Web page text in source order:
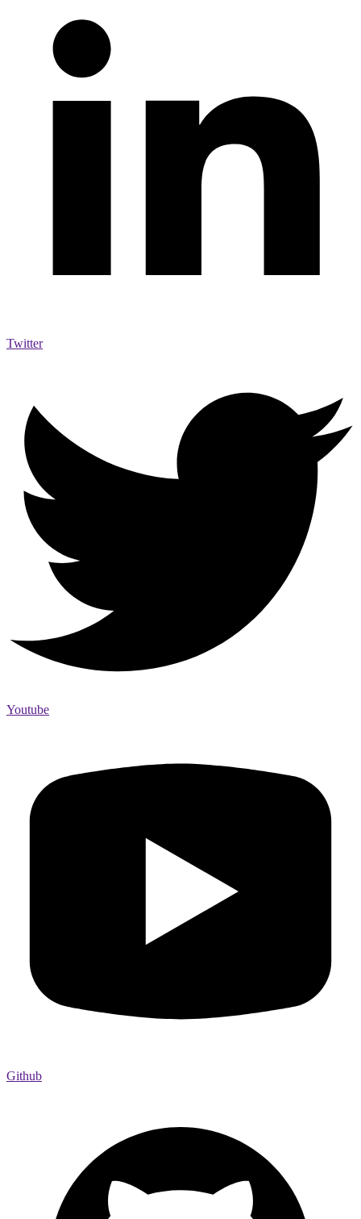
Twitter
Youtube
Github